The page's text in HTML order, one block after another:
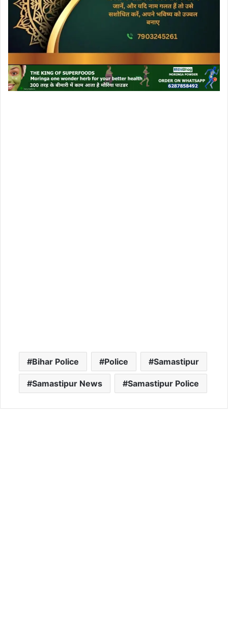
Bihar Police Police Samastipur
Samastipur News Samastipur Police